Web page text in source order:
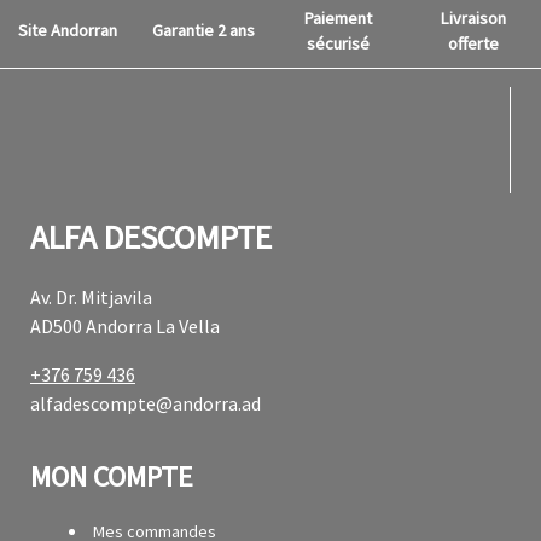
Site Andorran Garantie 2 ans
Paiement
sécurisé
Livraison
offerte
ALFA DESCOMPTE
Av. Dr. Mitjavila
AD500 Andorra La Vella
+376 759 436
alfadescompte@andorra.ad
MON COMPTE
Mes commandes